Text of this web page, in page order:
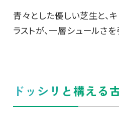
青々とした優しい芝生と、
ラストが、一層シュールさ
ドッシリと構える